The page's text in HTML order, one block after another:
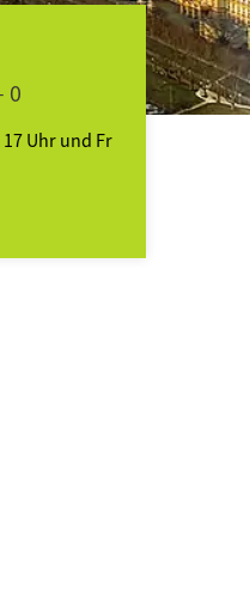
0
Uhr und Fr